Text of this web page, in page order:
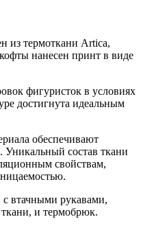
из термоткани Artica,
нанесен принт в виде
фигуристок в условиях
достигнута идеальным
обеспечивают
состав ткани
свойствам,
с втачными рукавами,
и термобрюк.